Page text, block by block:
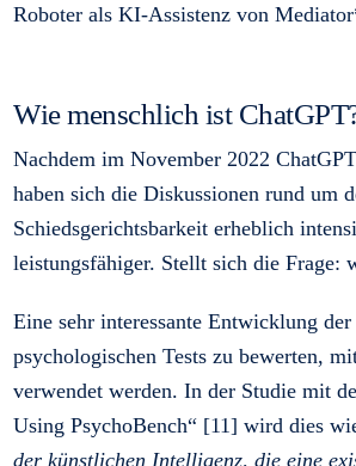
Roboter als KI-Assistenz von
Wie menschlich ist
Nachdem im November 2022
haben sich die Diskussionen rund um
Schiedsgerichtsbarkeit erheblich
leistungsfähiger. Stellt sich die Frage:
Eine sehr interessante Entwicklung
psychologischen Tests zu bewerten,
verwendet werden. In der Studie mit
Using PsychoBench“ [11] wird dies
der künstlichen Intelligenz, die eine